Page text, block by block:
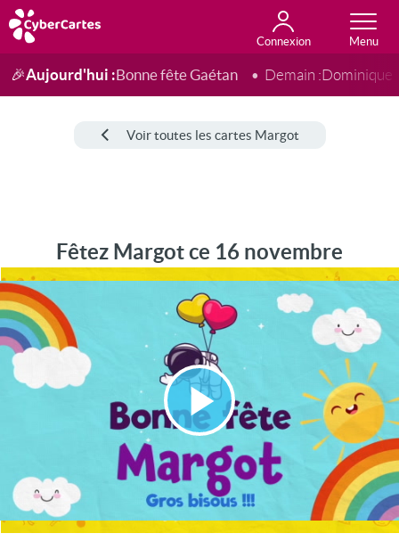
Connexion
Anniversaire
Fête du jour
Amour
Amitié
Merci
Toutes les cartes
🎉Aujourd'hui :Bonne fête Gaétan Demain :Dominique
Voir toutes les cartes Margot
Fêtez Margot ce 16 novembre
Lire
la